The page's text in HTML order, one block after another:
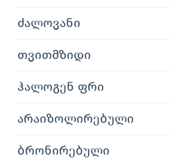
ძალოვანი
თვითმზიდი
ჰალოგენ ფრი
არაიზოლირებული
ბრონირებული